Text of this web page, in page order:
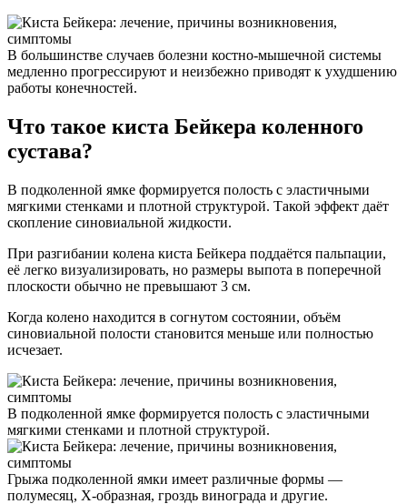
В большинстве случаев болезни костно-мышечной системы
медленно прогрессируют и неизбежно приводят к ухудшению
работы конечностей.
Что такое киста Бейкера коленного
сустава?
В подколенной ямке формируется полость с эластичными
мягкими стенками и плотной структурой. Такой эффект даёт
скопление синовиальной жидкости.
При разгибании колена киста Бейкера поддаётся пальпации,
её легко визуализировать, но размеры выпота в поперечной
плоскости обычно не превышают 3 см.
Когда колено находится в согнутом состоянии, объём
синовиальной полости становится меньше или полностью
исчезает.
В подколенной ямке формируется полость с эластичными
мягкими стенками и плотной структурой.
Грыжа подколенной ямки имеет различные формы —
полумесяц, Х-образная, гроздь винограда и другие.